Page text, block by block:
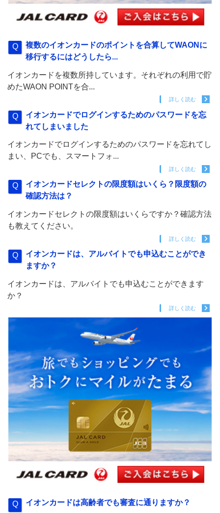
複数のイオンカードのポイントを合算してWAONに
移行するにはどうしたら...
イオンカードを複数所持しています。それぞれの利用で貯
めたWAON POINTを合...
詳しく読む
イオンカードでログインするためのパスワードを忘
れてしまいました
イオンカードでログインするためのパスワードを忘れてし
まい、PCでも、スマートフォ...
詳しく読む
イオンカードセレクトの限度額はいくら？限度額の
確認方法は？
イオンカードセレクトの限度額はいくらですか？確認方法
も教えてください。
詳しく読む
イオンカードは、アルバイトでも申込むことができ
ますか？
イオンカードは、アルバイトでも申込むことができます
か？
詳しく読む
イオンカードは高齢者でも審査に通りますか？